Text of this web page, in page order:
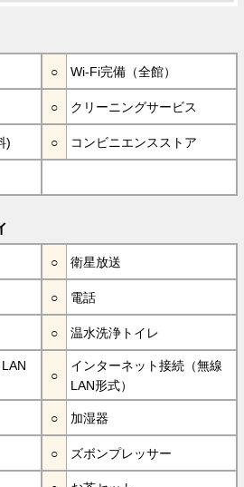
Wi-Fi完備（全館）
クリーニングサービス
) コンビニエンスストア
衛星放送
電話
温水洗浄トイレ
インターネット接続（無線
LAN形式）
加湿器
ズボンプレッサー